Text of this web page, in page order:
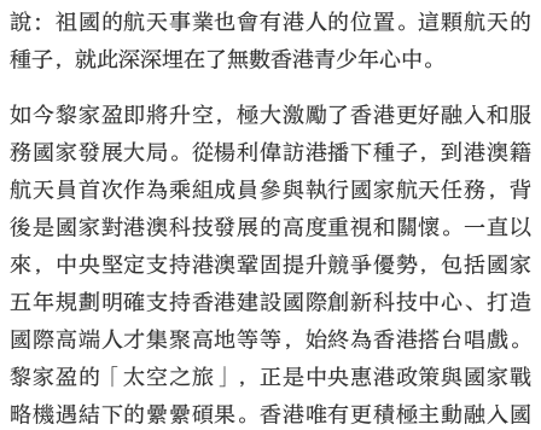
說：祖國的航天事業也會有港人的位置。這顆航天的
種子，就此深深埋在了無數香港青少年心中。
如今黎家盈即將升空，極大激勵了香港更好融入和服
務國家發展大局。從楊利偉訪港播下種子，到港澳籍
航天員首次作為乘組成員參與執行國家航天任務，背
後是國家對港澳科技發展的高度重視和關懷。一直以
來，中央堅定支持港澳鞏固提升競爭優勢，包括國家
五年規劃明確支持香港建設國際創新科技中心、打造
國際高端人才集聚高地等等，始終為香港搭台唱戲。
黎家盈的「太空之旅」，正是中央惠港政策與國家戰
略機遇結下的纍纍碩果。香港唯有更積極主動融入國